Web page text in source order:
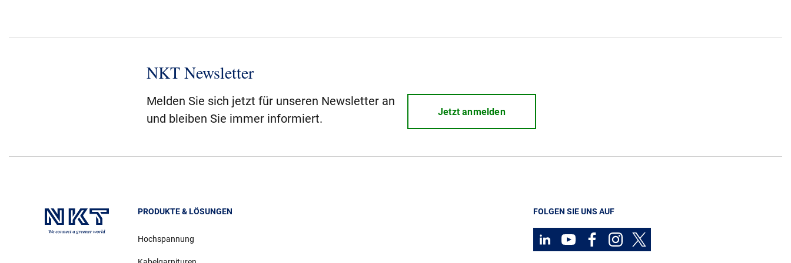
NKT Newsletter
Melden Sie sich jetzt für unseren Newsletter an
und bleiben Sie immer informiert.
Jetzt anmelden
PRODUKTE & LÖSUNGEN
Hochspannung
FOLGEN SIE UNS AUF